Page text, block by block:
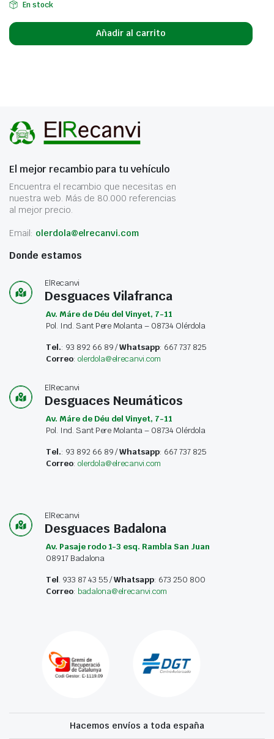
En stock
Añadir al carrito
El mejor recambio para tu vehículo
Encuentra el recambio que necesitas en
nuestra web. Más de 80.000 referencias
al mejor precio.
Email: olerdola@elrecanvi.com
Donde estamos
ElRecanvi
Desguaces Vilafranca
Av. Máre de Déu del Vinyet, 7-11
Pol. Ind. Sant Pere Molanta – 08734 Olérdola
Tel.: 93 892 66 89 /Whatsapp: 667 737 825
Correo: olerdola@elrecanvi.com
ElRecanvi
Desguaces Neumáticos
Av. Máre de Déu del Vinyet, 7-11
Pol. Ind. Sant Pere Molanta – 08734 Olérdola
Tel.: 93 892 66 89 /Whatsapp: 667 737 825
Correo: olerdola@elrecanvi.com
ElRecanvi
Desguaces Badalona
Av. Pasaje rodo 1-3 esq. Rambla San Juan
08917 Badalona
Tel. 933 87 43 55 /Whatsapp: 673 250 800
Correo: badalona@elrecanvi.com
Hacemos envíos a toda españa